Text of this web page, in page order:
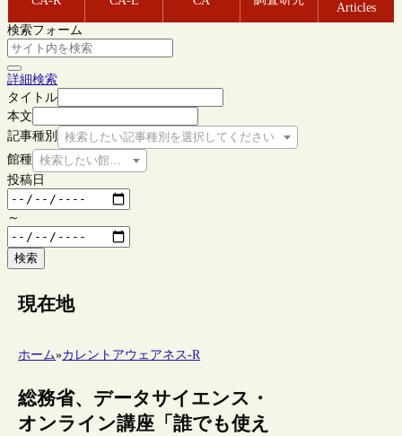
Articles
検索フォーム
詳細検索
タイトル
本文
記事種別
検索したい記事種別を選択してください
館種 検索したい館種を選択してください
投稿日
～
検索
現在地
ホーム»カレントアウェアネス-R
総務省、データサイエンス・
オンライン講座「誰でも使え